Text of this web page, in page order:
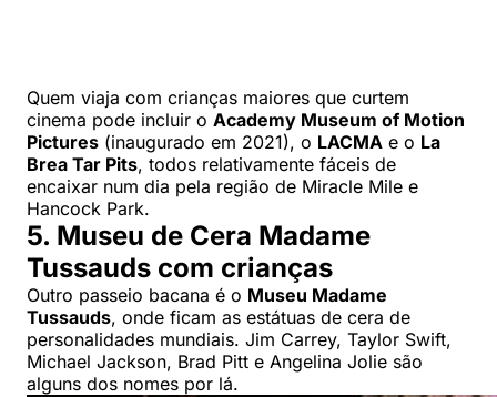
Quem viaja com crianças maiores que curtem
cinema pode incluir o Academy Museum of Motion
Pictures (inaugurado em 2021), o LACMA e o La
Brea Tar Pits, todos relativamente fáceis de
encaixar num dia pela região de Miracle Mile e
Hancock Park.
5. Museu de Cera Madame
Tussauds com crianças
Outro passeio bacana é o Museu Madame
Tussauds, onde ficam as estátuas de cera de
personalidades mundiais. Jim Carrey, Taylor Swift,
Michael Jackson, Brad Pitt e Angelina Jolie são
alguns dos nomes por lá.